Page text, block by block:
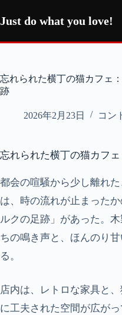
ン
ン
ス
キ
Just do what you love!
忘れられた横丁の猫カフェ
跡
2026年2月23日 コン
忘れられた横丁の猫カフ
都会の喧騒から少し離れ
は、時の流れが止まった
ルクの足跡」があった。
ちの鳴き声と、ほんのり
る。
店内は、レトロな家具と
に工夫された空間が広が